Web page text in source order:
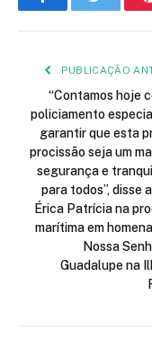
FacebookTwitter
PUBLICAÇÃO
“Contamos hoje
policiamento
garantir que esta
procissão seja um
segurança e
para todos”, disse
Érica Patrícia na
marítima em
Nossa
Guadalupe na